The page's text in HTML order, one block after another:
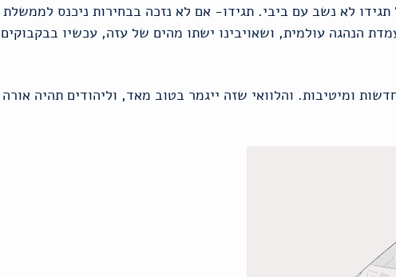
לא נשב עם ביבי. תגידו- אם לא נזכה בבחירות ניכנס לממשלת
הנהגה עולמית, ושאויבינו ישתו מהים של עזה, עכשיו בבקבוקים
ומיטיבות. והלוואי שזה ייגמר בטוב מאד, וליהודים תהיה אורה